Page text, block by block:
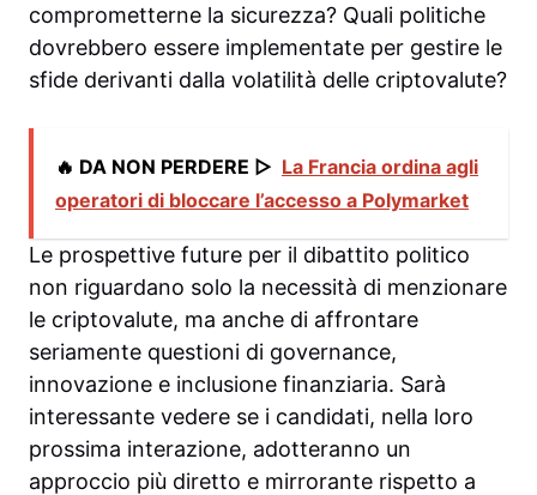
comprometterne la sicurezza? Quali politiche
dovrebbero essere implementate per gestire le
sfide derivanti dalla volatilità delle criptovalute?
🔥 DA NON PERDERE ▷ La Francia ordina agli
operatori di bloccare l’accesso a Polymarket
Le prospettive future per il dibattito politico
non riguardano solo la necessità di menzionare
le criptovalute, ma anche di affrontare
seriamente questioni di governance,
innovazione e inclusione finanziaria. Sarà
interessante vedere se i candidati, nella loro
prossima interazione, adotteranno un
approccio più diretto e mirrorante rispetto a